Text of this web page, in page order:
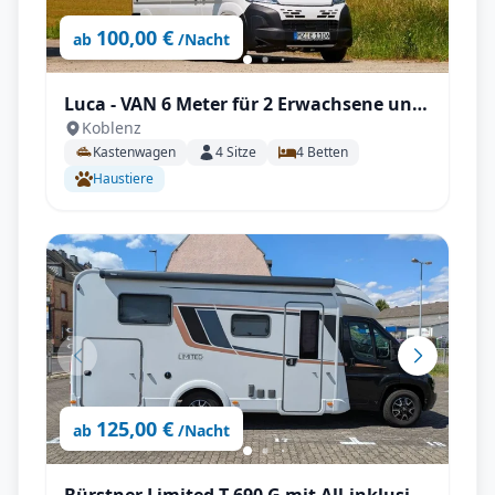
ab 100,00 € /Nacht
Luca - VAN 6 Meter für 2 Erwachsene und
2 Kinder
Koblenz
Kastenwagen 4Sitze 4 Betten
Haustiere
ab 125,00 € /Nacht